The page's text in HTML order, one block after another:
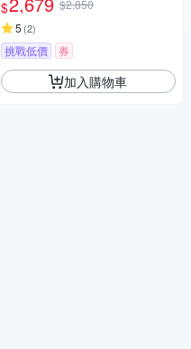
$
$2,850
5 (2)
挑戰低價 券
加入購物車